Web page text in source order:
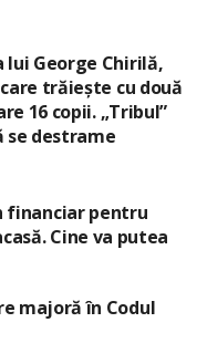
lui George Chirilă,
trăiește cu două
16 copii. „Tribul”
se destrame
financiar pentru
Cine va putea
majoră în Codul